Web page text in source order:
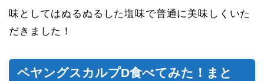
味としてはぬるぬるした塩味で普通に美味しくいた
だきました！
ペヤングスカルプD食べてみた！まと